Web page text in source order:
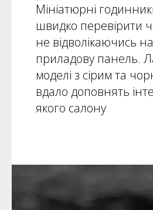
Мініатюрні
швидко перевірити
не відволікаючись
приладову панель.
моделі з сірим та
вдало доповнять
якого салону